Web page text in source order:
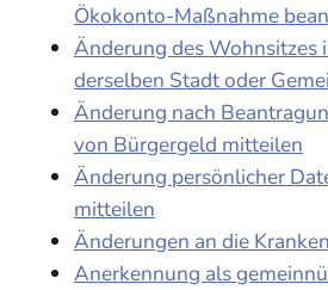
Ökokonto-Maßnahme
Änderung des Wohnsitzes
derselben Stadt oder
Änderung nach
von Bürgergeld mitteilen
Änderung persönlicher
mitteilen
Änderungen an die
Anerkennung als